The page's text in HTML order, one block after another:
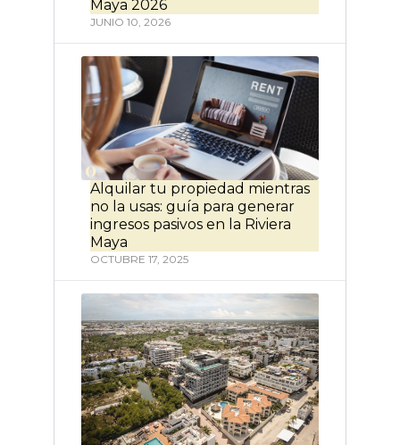
Maya 2026
JUNIO 10, 2026
Alquilar tu propiedad mientras
no la usas: guía para generar
ingresos pasivos en la Riviera
Maya
OCTUBRE 17, 2025